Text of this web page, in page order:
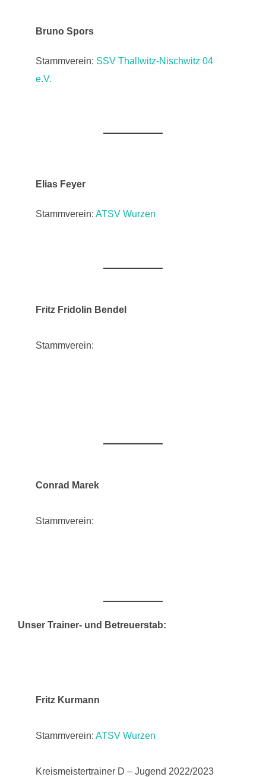
Bruno Spors
Stammverein: SSV Thallwitz-Nischwitz 04
e.V.
Elias Feyer
Stammverein: ATSV Wurzen
Fritz Fridolin Bendel
Stammverein:
Conrad Marek
Stammverein:
Unser Trainer- und Betreuerstab:
Fritz Kurmann
Stammverein: ATSV Wurzen
Kreismeistertrainer D – Jugend 2022/2023